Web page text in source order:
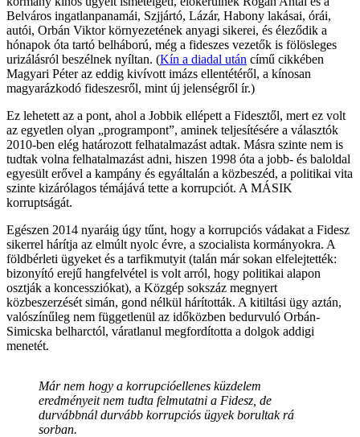
Belváros ingatlanpanamái, Szjjártó, Lázár, Habony lakásai, órái,
autói, Orbán Viktor környezetének anyagi sikerei, és éleződik a
hónapok óta tartó belháború, még a fideszes vezetők is fölösleges
urizálásról beszélnek nyíltan. (Kín a diadal után című cikkében
Magyari Péter az eddig kivívott imázs ellentétéről, a kínosan
magyarázkodó fideszesről, mint új jelenségről ír.)
Ez lehetett az a pont, ahol a Jobbik ellépett a Fidesztől, mert ez volt
az egyetlen olyan „programpont”, aminek teljesítésére a választók
2010-ben elég határozott felhatalmazást adtak. Másra szinte nem is
tudtak volna felhatalmazást adni, hiszen 1998 óta a jobb- és baloldal
egyesült erővel a kampány és egyáltalán a közbeszéd, a politikai vita
szinte kizárólagos témájává tette a korrupciót. A MÁSIK
korruptságát.
Egészen 2014 nyaráig úgy tűnt, hogy a korrupciós vádakat a Fidesz
sikerrel hárítja az elmúlt nyolc évre, a szocialista kormányokra. A
földbérleti ügyeket és a tarfikmutyit (talán már sokan elfelejtették:
bizonyító erejű hangfelvétel is volt arról, hogy politikai alapon
osztják a koncessziókat), a Közgép sokszáz megnyert
közbeszerzését simán, gond nélkül hárították. A kitiltási ügy aztán,
valószínűleg nem függetlenül az időközben bedurvuló Orbán-
Simicska belharctól, váratlanul megfordította a dolgok addigi
menetét.
Már nem hogy a korrupcióellenes küzdelem
eredményeit nem tudta felmutatni a Fidesz, de
durvábbnál durvább korrupciós ügyek borultak rá
sorban.